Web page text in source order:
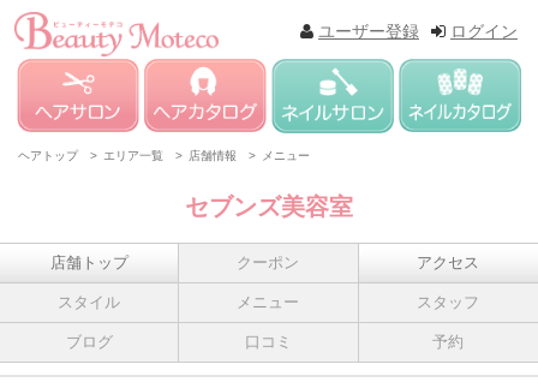
ログイン
ユーザー登録
ヘアトップ > エリア一覧 > 店舗情報 > メニュー
セブンズ美容室
店舗トップ クーポン アクセス
スタイル メニュー スタッフ
ブログ 口コミ 予約